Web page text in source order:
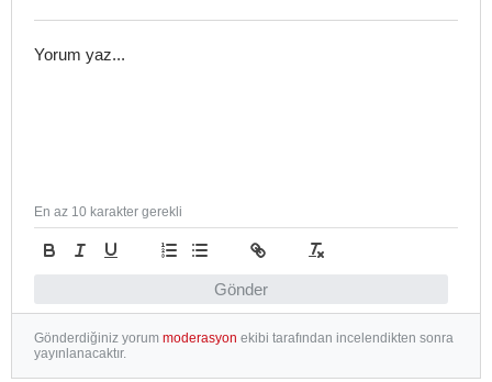
Gönder
En az 10 karakter gerekli
Gönderdiğiniz yorum moderasyon ekibi tarafından incelendikten sonra
yayınlanacaktır.